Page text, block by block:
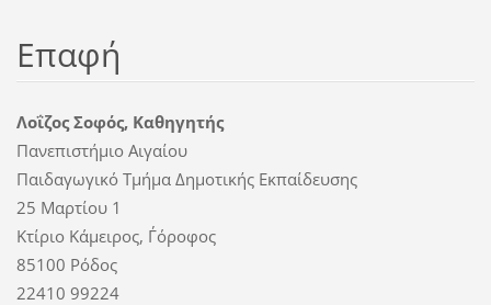
Επαφή
Λοΐζος Σοφός, Καθηγητής
Πανεπιστήμιο Αιγαίου
Παιδαγωγικό Τμήμα Δημοτικής Εκπαίδευσης
25 Μαρτίου 1
Κτίριο Κάμειρος, Γ΄όροφος
85100 Ρόδος
22410 99224